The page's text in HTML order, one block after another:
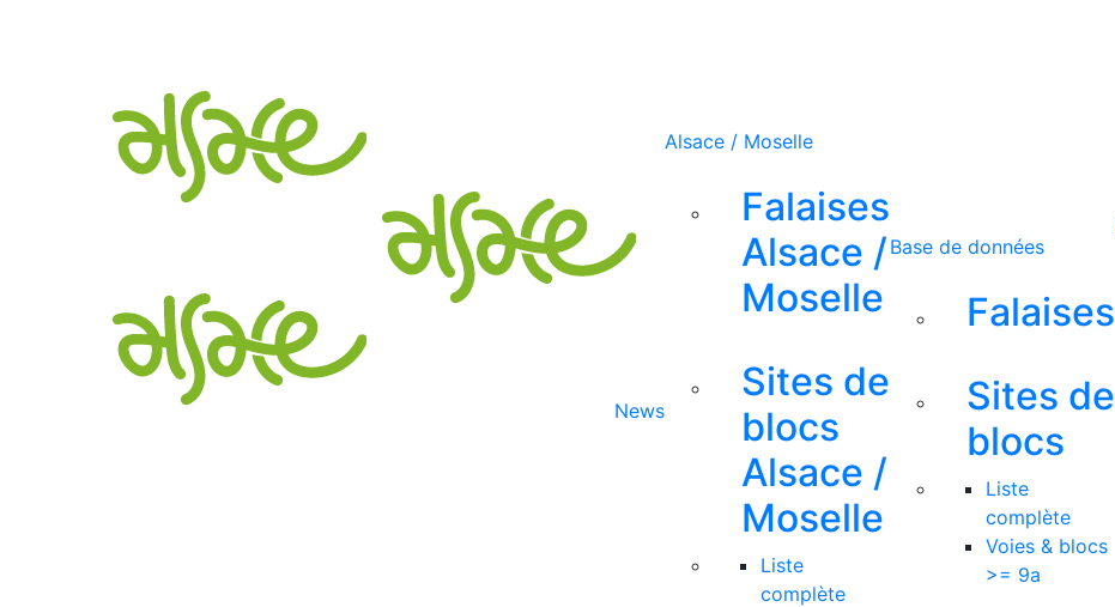
News
Alsace / Moselle
Falaises
Alsace /
Moselle
Sites de
blocs
Alsace /
Moselle
Liste
complète
Base de données
Falaises
Sites de
blocs
Liste
complète
Voies & blocs
>= 9a